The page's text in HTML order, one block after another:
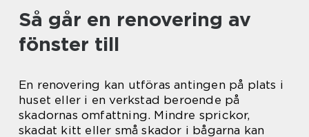
Så går en renovering av
fönster till
En renovering kan utföras antingen på plats i
huset eller i en verkstad beroende på
skadornas omfattning. Mindre sprickor,
skadat kitt eller små skador i bågarna kan